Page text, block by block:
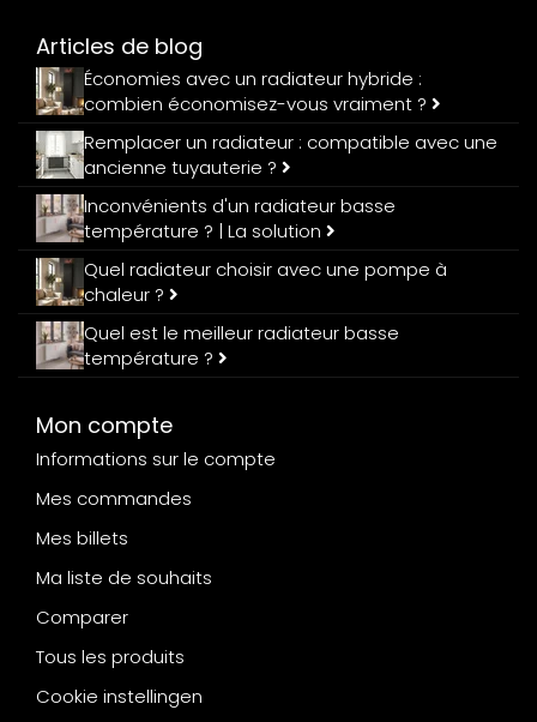
Articles de blog
Économies avec un radiateur hybride :
combien économisez-vous vraiment ?
Remplacer un radiateur : compatible avec une
ancienne tuyauterie ?
Inconvénients d'un radiateur basse
température ? | La solution
Quel radiateur choisir avec une pompe à
chaleur ?
Quel est le meilleur radiateur basse
température ?
Mon compte
Informations sur le compte
Mes commandes
Mes billets
Ma liste de souhaits
Comparer
Tous les produits
Cookie instellingen